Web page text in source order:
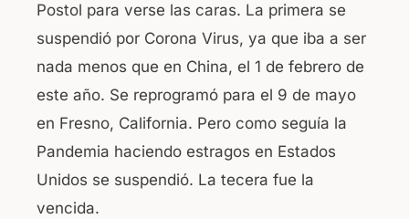
Postol para verse las caras. La primera se
suspendió por Corona Virus, ya que iba a ser
nada menos que en China, el 1 de febrero de
este año. Se reprogramó para el 9 de mayo
en Fresno, California. Pero como seguía la
Pandemia haciendo estragos en Estados
Unidos se suspendió. La tecera fue la
vencida.